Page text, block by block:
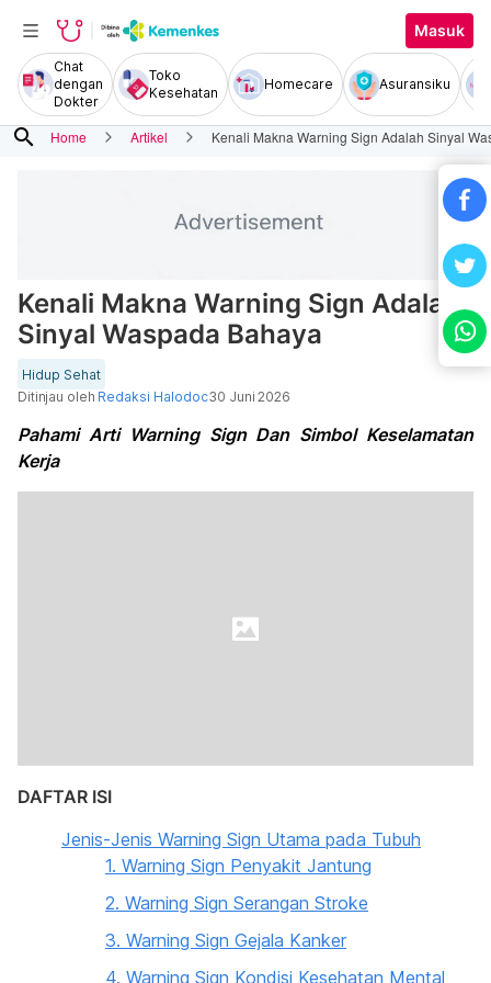
Masuk
Chat
dengan
Dokter
Toko
Kesehatan
Homecare Asuransiku
search Home Artikel Kenali Makna Warning Sign Adalah Sinyal
Kenali Makna Warning Sign Adalah
Sinyal Waspada Bahaya
Hidup Sehat
Ditinjau oleh Redaksi Halodoc30 Juni 2026
Pahami Arti Warning Sign Dan Simbol Keselamatan
Kerja
DAFTAR ISI
Jenis-Jenis Warning Sign Utama pada Tubuh
1. Warning Sign Penyakit Jantung
2. Warning Sign Serangan Stroke
3. Warning Sign Gejala Kanker
4. Warning Sign Kondisi Kesehatan Mental